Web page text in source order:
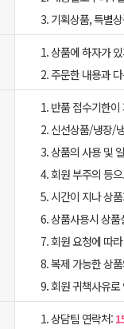
3. 기획상품, 특별
1. 상품에 하자가
2. 주문한 내용과
1. 반품 접수기한이
2. 신선상품/냉장/
3. 상품의 사용 및
4. 회원 부주의 등
5. 시간이 지나 상
6. 상품사용시 상
7. 회원 요청에 따
8. 복제 가능한 상
9. 회원 귀책사유
1. 상담팀 연락처: